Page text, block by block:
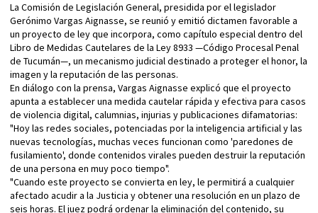
La Comisión de Legislación General, presidida por el legislador
Gerónimo Vargas Aignasse, se reunió y emitió dictamen favorable a
un proyecto de ley que incorpora, como capítulo especial dentro del
Libro de Medidas Cautelares de la Ley 8933 —Código Procesal Penal
de Tucumán—, un mecanismo judicial destinado a proteger el honor, la
imagen y la reputación de las personas.
En diálogo con la prensa, Vargas Aignasse explicó que el proyecto
apunta a establecer una medida cautelar rápida y efectiva para casos
de violencia digital, calumnias, injurias y publicaciones difamatorias:
"Hoy las redes sociales, potenciadas por la inteligencia artificial y las
nuevas tecnologías, muchas veces funcionan como 'paredones de
fusilamiento', donde contenidos virales pueden destruir la reputación
de una persona en muy poco tiempo".
"Cuando este proyecto se convierta en ley, le permitirá a cualquier
afectado acudir a la Justicia y obtener una resolución en un plazo de
seis horas. El juez podrá ordenar la eliminación del contenido, su